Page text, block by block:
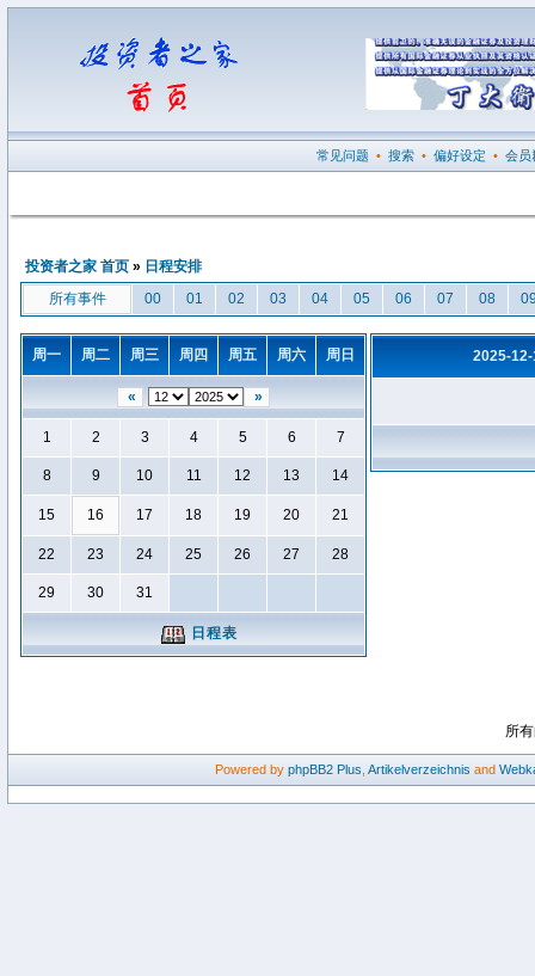
常见问题 • 搜索 • 偏好设定 • 会员
投资者之家 首页 » 日程安排
所有事件
00 01 02 03 04 05 06 07 08
周一 周二 周三 周四 周五 周六 周日
« »
1 2 3 4 5 6 7
8 9 10 11 12 13 14
15 16 17 18 19 20 21
22 23 24 25 26 27 28
29 30 31
日程表
2025-
所
Powered by phpBB2 Plus Artikelverzeichnis and